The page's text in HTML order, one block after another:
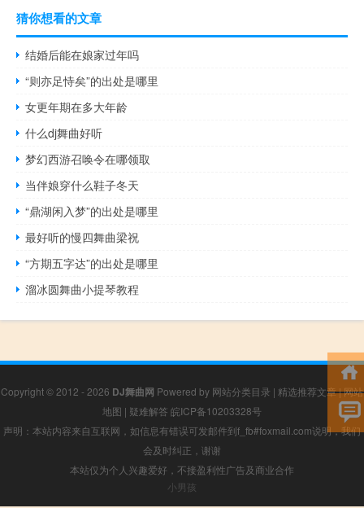
猜你想看的文章
结婚后能在娘家过年吗
“则亦足恃矣”的出处是哪里
女更年期在多大年龄
什么dj舞曲好听
梦幻西游召唤令在哪领取
当伴娘穿什么鞋子冬天
“鼎湖闲入梦”的出处是哪里
最好听的慢四舞曲梁祝
“方期五字达”的出处是哪里
溜冰圆舞曲小提琴教程
Copyright © 2012 - 2026 DJ舞曲网 Powered by 网站分类目录 | 精选推荐文章|网站
地图 | 疑难解答 皖ICP备10203328号
声明：本站内容来自互联网，如信息有错误可发邮件到f_fb#foxmail.com说明，我们
会及时纠正，谢谢
本站仅为个人兴趣爱好，不接盈利性广告及商业合作
小男孩